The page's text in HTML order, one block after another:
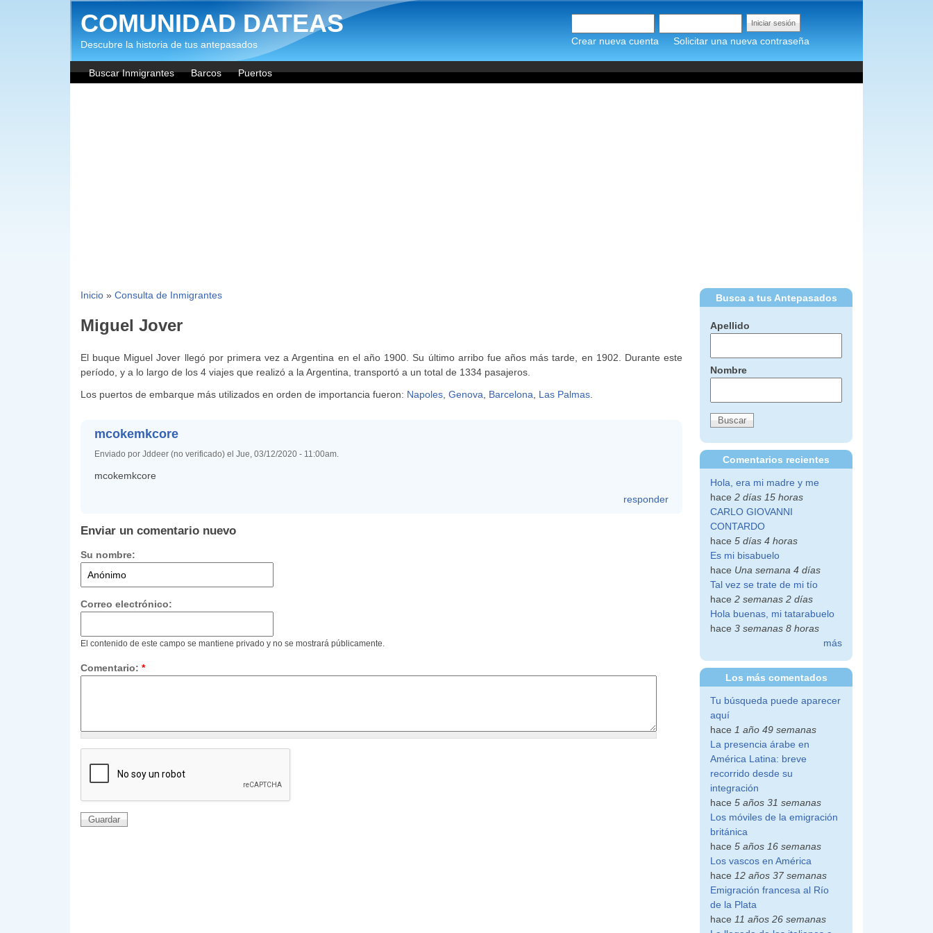
Pasar al contenido principal
Crear nueva cuenta Solicitar una nueva contraseña
COMUNIDAD DATEAS
Descubre la historia de tus antepasados
Buscar Inmigrantes Barcos Puertos
Inicio» Consulta de Inmigrantes
Miguel Jover
El buque Miguel Jover llegó por primera vez a Argentina en el año 1900. Su último arribo fue años más tarde, en 1902. Durante este
período, y a lo largo de los 4 viajes que realizó a la Argentina, transportó a un total de 1334 pasajeros.
Los puertos de embarque más utilizados en orden de importancia fueron: Napoles, Genova, Barcelona, Las Palmas.
mcokemkcore
Enviado por Jddeer (no verificado) el Jue, 03/12/2020 - 11:00am.
mcokemkcore
responder
Enviar un comentario nuevo
Su nombre:
Correo electrónico:
El contenido de este campo se mantiene privado y no se mostrará públicamente.
Comentario: *
Busca a tus Antepasados
Apellido
Nombre
Comentarios recientes
Hola, era mi madre y me
hace2 días 15 horas
CARLO GIOVANNI
CONTARDO
hace5 días 4 horas
Es mi bisabuelo
hace Una semana 4 días
Tal vez se trate de mi tío
hace2 semanas 2 días
Hola buenas, mi tatarabuelo
hace3 semanas 8 horas
más
Los más comentados
Tu búsqueda puede aparecer
aquí
hace 1 año 49 semanas
La presencia árabe en
América Latina: breve
recorrido desde su
integración
hace5 años 31 semanas
Los móviles de la emigración
británica
hace5 años 16 semanas
Los vascos en América
hace 12 años 37 semanas
Emigración francesa al Río
de la Plata
hace 11 años 26 semanas